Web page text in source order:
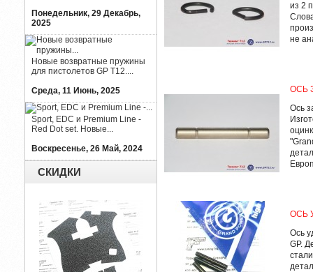
Понедельник, 29 Декабрь,
2025
Новые возвратные пружины
для пистолетов GP T12....
Среда, 11 Июнь, 2025
Sport, EDC и Premium Line -
Red Dot set. Новые...
Воскресенье, 26 Май, 2024
СКИДКИ
из 2
не
ОСЬ
Ось
ОСЬ
Ось
GP.